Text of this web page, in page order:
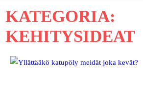
KATEGORIA:
KEHITYSIDEAT